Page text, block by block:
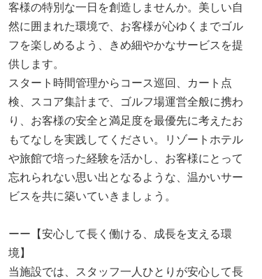
客様の特別な一日を創造しませんか。美しい自
然に囲まれた環境で、お客様が心ゆくまでゴル
フを楽しめるよう、きめ細やかなサービスを提
供します。
スタート時間管理からコース巡回、カート点
検、スコア集計まで、ゴルフ場運営全般に携わ
り、お客様の安全と満足度を最優先に考えたお
もてなしを実践してください。リゾートホテル
や旅館で培った経験を活かし、お客様にとって
忘れられない思い出となるような、温かいサー
ビスを共に築いていきましょう。
ーー【安心して長く働ける、成長を支える環
境】
当施設では、スタッフ一人ひとりが安心して長